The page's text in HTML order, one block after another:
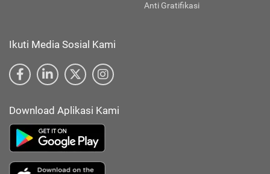
Anti Gratifikasi
Ikuti Media Sosial Kami
Download Aplikasi Kami